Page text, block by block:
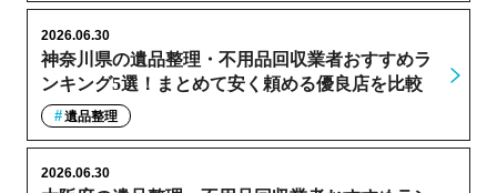
神奈川県の遺品整理・不用品回収業者おすすめラ
ンキング5選！まとめて安く頼める優良店を比較
2026.06.30
遺品整理
2026.06.30